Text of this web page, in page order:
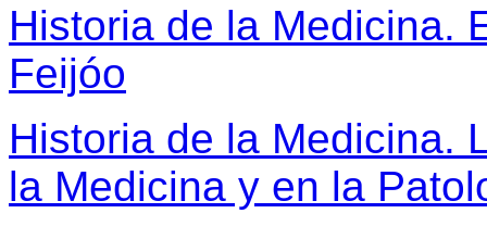
Historia de la Medicina.
Feijóo
Historia de la Medicina.
la Medicina y en la